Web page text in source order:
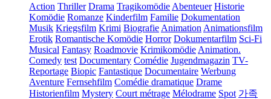
Action Thriller Drama Tragikomödie Abenteuer Historie
Komödie Romanze Kinderfilm Familie Dokumentation
Musik Kriegsfilm Krimi Biografie Animation Animationsfilm
Erotik Romantische Komödie Horror Dokumentarfilm Sci-Fi
Musical Fantasy Roadmovie Krimikomödie Animation.
Comedy test Documentary Comédie Jugendmagazin TV-
Reportage Biopic Fantastique Documentaire Werbung
Aventure Fernsehfilm Comédie dramatique Drame
Historienfilm Mystery Court métrage Mélodrame Spot 가족